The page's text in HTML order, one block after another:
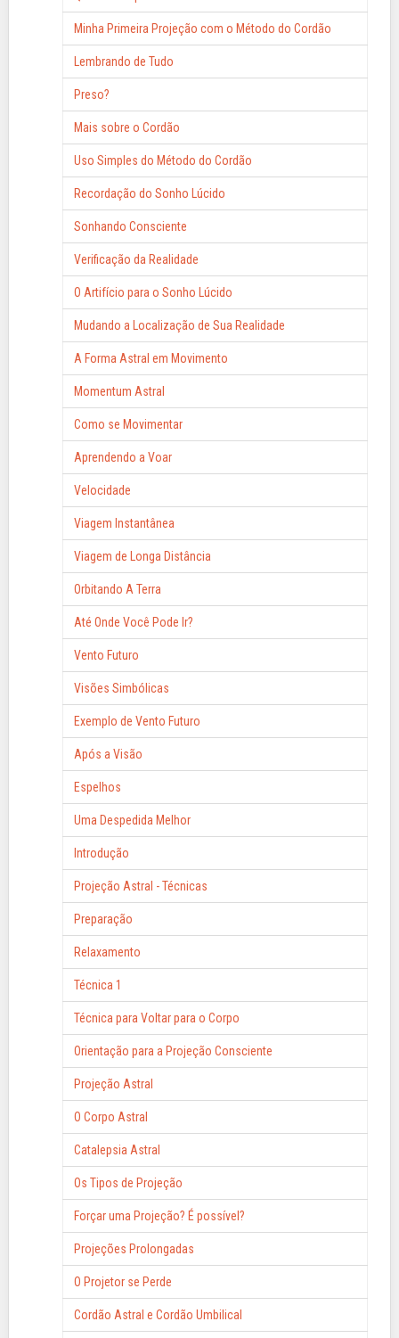
Minha Primeira Projeção com o Método do Cordão
Lembrando de Tudo
Preso?
Mais sobre o Cordão
Uso Simples do Método do Cordão
Recordação do Sonho Lúcido
Sonhando Consciente
Verificação da Realidade
O Artifício para o Sonho Lúcido
Mudando a Localização de Sua Realidade
A Forma Astral em Movimento
Momentum Astral
Como se Movimentar
Aprendendo a Voar
Velocidade
Viagem Instantânea
Viagem de Longa Distância
Orbitando A Terra
Até Onde Você Pode Ir?
Vento Futuro
Visões Simbólicas
Exemplo de Vento Futuro
Após a Visão
Espelhos
Uma Despedida Melhor
Introdução
Projeção Astral - Técnicas
Preparação
Relaxamento
Técnica 1
Técnica para Voltar para o Corpo
Orientação para a Projeção Consciente
Projeção Astral
O Corpo Astral
Catalepsia Astral
Os Tipos de Projeção
Forçar uma Projeção? É possível?
Projeções Prolongadas
O Projetor se Perde
Cordão Astral e Cordão Umbilical